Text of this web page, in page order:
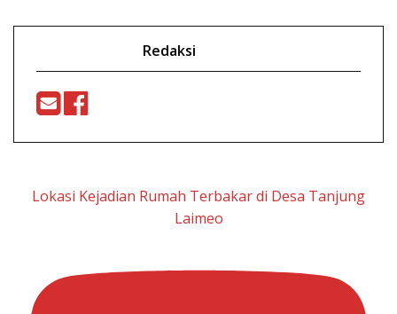
Redaksi
Lokasi Kejadian Rumah Terbakar di Desa Tanjung
Laimeo